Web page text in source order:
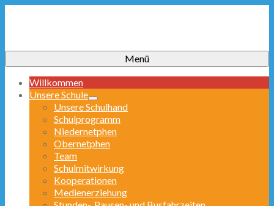
Menü
Willkommen
Unsere Schule
Unsere Schulhand
Schulprogramm
Niedernetphen
Obernetphen
Team
Schulmitwirkung
Kooperationen
Medienerziehung